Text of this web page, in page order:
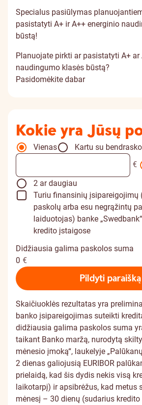
Specialus pasiūlymas
pasistatyti A+ ir A++ energinio
būstą!
Planuojate pirkti ar pasistatyti A+ ar
naudingumo klasės būstą?
Pasidomėkite dabar
Kokie yra Jūsų
Vienas
Kartu su
€
2 ar daugiau
Turiu finansinių įsipareigojimų
paskolų arba esu negrąžintų
laiduotojas) banke
kredito įstaigose
Didžiausia galima paskolos suma
0 €
Pildyti paraišką
Skaičiuoklės rezultatas yra
banko įsipareigojimas suteikti
didžiausia galima paskolos suma
taikant Banko maržą, nurodytą
mėnesio įmoką“, laukelyje
2 dienas galiojusią EURIBOR
prielaidą, kad šis dydis nekis visą
laikotarpį) ir apsibrėžus, kad metus
mėnesį – 30 dienų (sudarius